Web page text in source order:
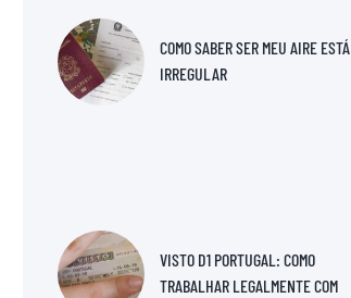
COMO SABER SER MEU AIRE ESTÁ
IRREGULAR
VISTO D1 PORTUGAL: COMO
TRABALHAR LEGALMENTE COM